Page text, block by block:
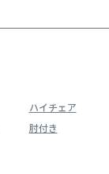
ハイチェア
肘付き